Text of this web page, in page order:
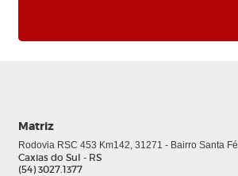
Matriz
Rodovia RSC 453 Km142, 31271 - Bairro Santa Fé
Caxias do Sul - RS
(54) 3027.1377